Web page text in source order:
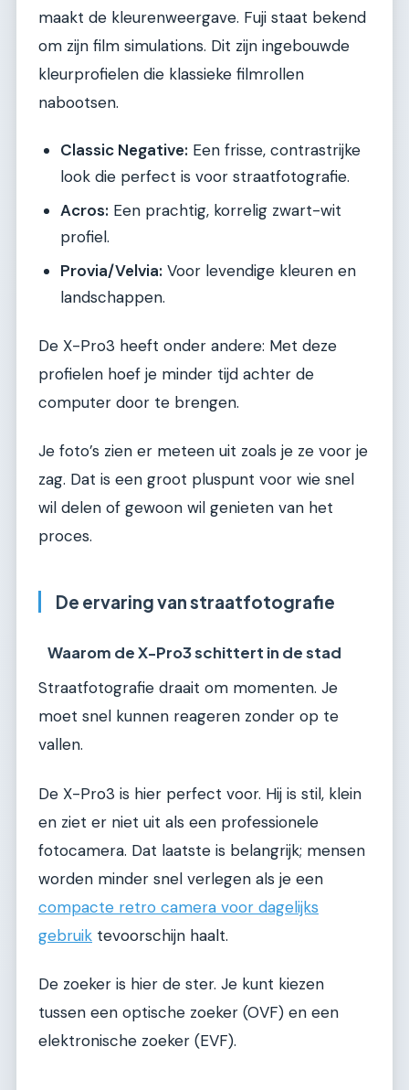
maakt de kleurenweergave. Fuji staat bekend
om zijn film simulations. Dit zijn ingebouwde
kleurprofielen die klassieke filmrollen
nabootsen.
Classic Negative: Een frisse, contrastrijke
look die perfect is voor straatfotografie.
Acros: Een prachtig, korrelig zwart-wit
profiel.
Provia/Velvia: Voor levendige kleuren en
landschappen.
De X-Pro3 heeft onder andere: Met deze
profielen hoef je minder tijd achter de
computer door te brengen.
Je foto’s zien er meteen uit zoals je ze voor je
zag. Dat is een groot pluspunt voor wie snel
wil delen of gewoon wil genieten van het
proces.
De ervaring van straatfotografie
Waarom de X-Pro3 schittert in de stad
Straatfotografie draait om momenten. Je
moet snel kunnen reageren zonder op te
vallen.
De X-Pro3 is hier perfect voor. Hij is stil, klein
en ziet er niet uit als een professionele
fotocamera. Dat laatste is belangrijk; mensen
worden minder snel verlegen als je een
compacte retro camera voor dagelijks
gebruik tevoorschijn haalt.
De zoeker is hier de ster. Je kunt kiezen
tussen een optische zoeker (OVF) en een
elektronische zoeker (EVF).